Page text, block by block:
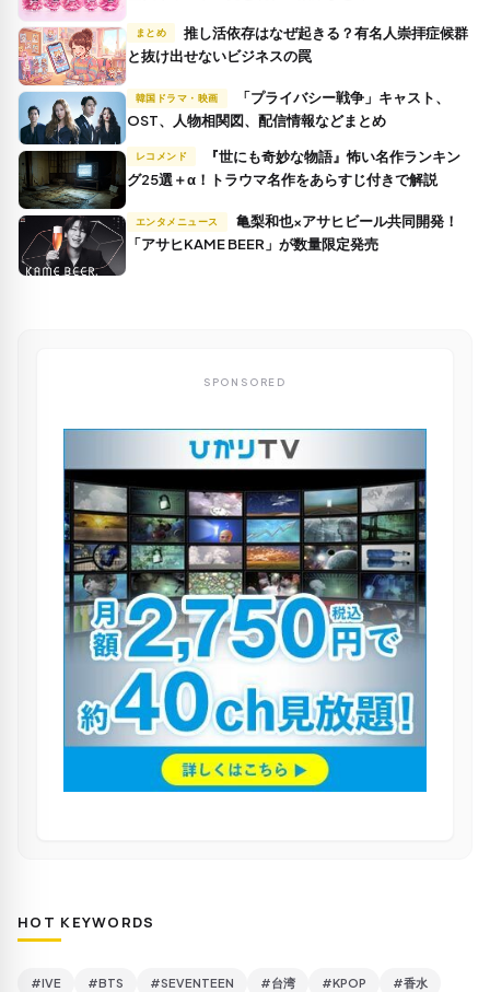
まとめ
推し活依存はなぜ起きる？有名人崇拝症候群
と抜け出せないビジネスの罠
韓国ドラマ・映画
OST、人物相関図、配信情報などまとめ
レコメンド
グ25選＋α！トラウマ名作をあらすじ付きで解説
エンタメニュース
「アサヒKAME BEER」が数量限定発売
SPONSORED
HOT KEYWORDS
#IVE #BTS #SEVENTEEN #台湾 #KPOP #香水